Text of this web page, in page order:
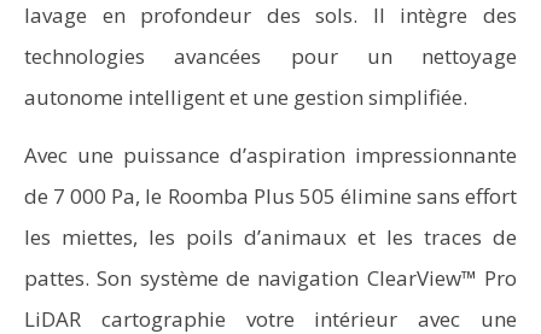
lavage en profondeur des sols. Il intègre des
technologies avancées pour un nettoyage
autonome intelligent et une gestion simplifiée.
Avec une puissance d’aspiration impressionnante
de 7 000 Pa, le Roomba Plus 505 élimine sans effort
les miettes, les poils d’animaux et les traces de
pattes. Son système de navigation ClearView™ Pro
LiDAR cartographie votre intérieur avec une